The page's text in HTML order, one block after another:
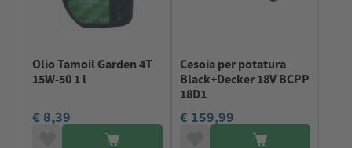
Olio Tamoil Garden 4T
15W-50 1 l
€ 8,39
Cesoia per potatura
Black+Decker 18V BCPP
18D1
€ 159,99